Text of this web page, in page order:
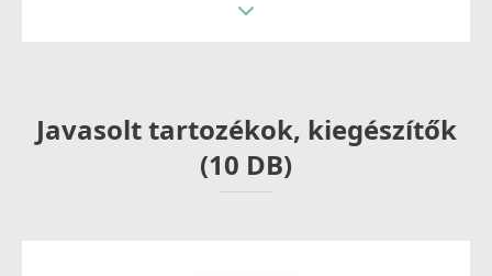
Javasolt tartozékok, kiegészítők
(10 DB)